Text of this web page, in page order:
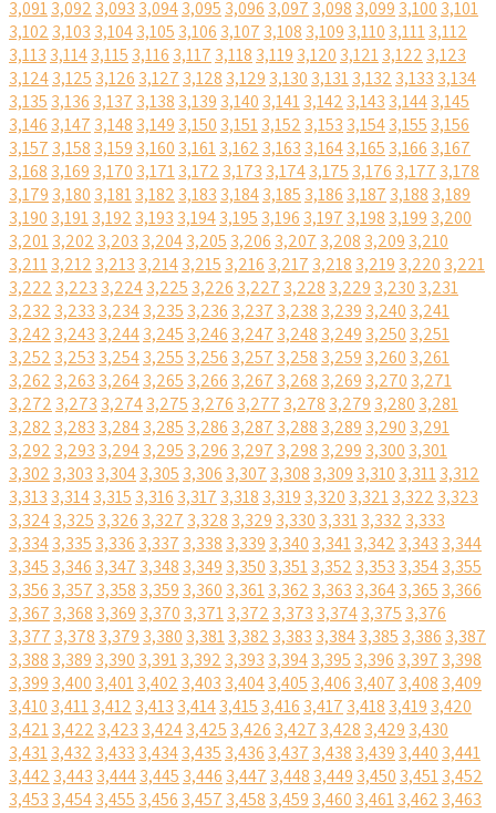
3,0913,092 3,093 3,0943,095 3,096 3,097 3,098 3,099 3,100 3,101
3,102 3,103 3,1043,105 3,106 3,107 3,108 3,109 3,110 3,1113,112
3,113 3,1143,115 3,116 3,117 3,118 3,119 3,120 3,1213,122 3,123
3,1243,125 3,126 3,127 3,128 3,129 3,130 3,1313,132 3,133 3,134
3,135 3,136 3,137 3,138 3,139 3,140 3,1413,142 3,143 3,1443,145
3,146 3,147 3,148 3,149 3,150 3,1513,152 3,153 3,1543,155 3,156
3,157 3,158 3,159 3,160 3,1613,162 3,163 3,1643,165 3,166 3,167
3,168 3,169 3,170 3,1713,172 3,173 3,1743,175 3,176 3,177 3,178
3,179 3,180 3,1813,182 3,183 3,1843,185 3,186 3,187 3,188 3,189
3,190 3,1913,192 3,193 3,1943,195 3,196 3,197 3,198 3,199 3,200
3,2013,202 3,203 3,2043,205 3,206 3,207 3,208 3,209 3,210
3,2113,212 3,213 3,2143,215 3,216 3,217 3,218 3,219 3,220 3,221
3,222 3,223 3,2243,225 3,226 3,227 3,228 3,229 3,230 3,231
3,232 3,233 3,2343,235 3,236 3,237 3,238 3,239 3,240 3,241
3,242 3,243 3,2443,245 3,246 3,247 3,248 3,249 3,250 3,251
3,252 3,253 3,2543,255 3,256 3,257 3,258 3,259 3,260 3,261
3,262 3,263 3,2643,265 3,266 3,267 3,268 3,269 3,270 3,271
3,272 3,273 3,2743,275 3,276 3,277 3,278 3,279 3,280 3,281
3,282 3,283 3,2843,285 3,286 3,287 3,288 3,289 3,290 3,291
3,292 3,293 3,2943,295 3,296 3,297 3,298 3,299 3,300 3,301
3,302 3,303 3,3043,305 3,306 3,307 3,308 3,309 3,310 3,3113,312
3,313 3,3143,315 3,316 3,317 3,318 3,319 3,320 3,3213,322 3,323
3,3243,325 3,326 3,327 3,328 3,329 3,330 3,3313,332 3,333
3,3343,335 3,336 3,337 3,338 3,339 3,340 3,3413,342 3,343 3,344
3,345 3,346 3,347 3,348 3,349 3,350 3,3513,352 3,353 3,3543,355
3,356 3,357 3,358 3,359 3,360 3,3613,362 3,363 3,3643,365 3,366
3,367 3,368 3,369 3,370 3,3713,372 3,373 3,3743,375 3,376
3,377 3,378 3,379 3,380 3,3813,382 3,383 3,3843,385 3,386 3,387
3,388 3,389 3,390 3,3913,392 3,393 3,3943,395 3,396 3,397 3,398
3,399 3,400 3,4013,402 3,403 3,4043,405 3,406 3,407 3,408 3,409
3,410 3,4113,412 3,413 3,4143,415 3,416 3,417 3,418 3,419 3,420
3,4213,422 3,423 3,4243,425 3,426 3,427 3,428 3,429 3,430
3,4313,432 3,433 3,4343,435 3,436 3,437 3,438 3,439 3,440 3,441
3,442 3,443 3,4443,445 3,446 3,447 3,448 3,449 3,450 3,4513,452
3,453 3,4543,455 3,456 3,457 3,458 3,459 3,460 3,4613,462 3,463